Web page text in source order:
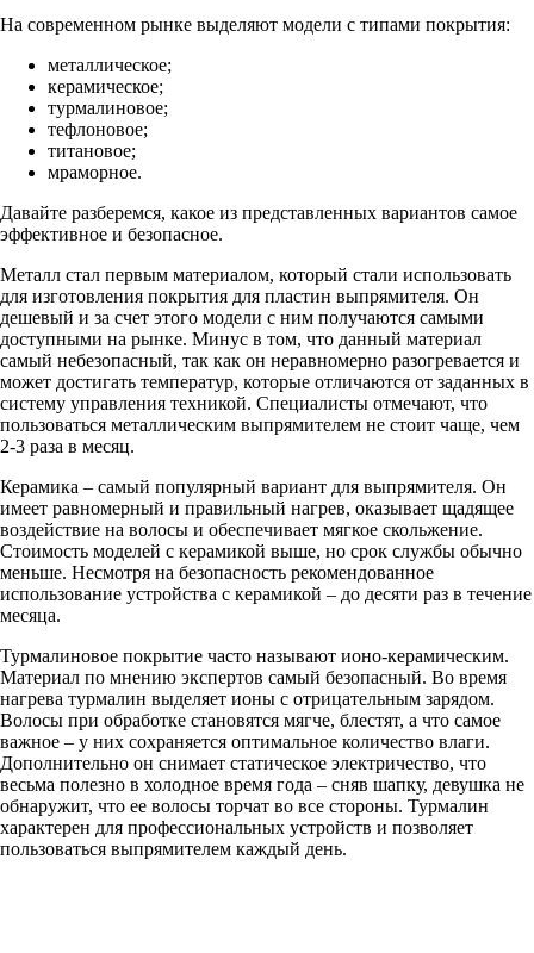
На современном рынке выделяют модели с типами покрытия:
металлическое;
керамическое;
турмалиновое;
тефлоновое;
титановое;
мраморное.
Давайте разберемся, какое из представленных вариантов самое
эффективное и безопасное.
Металл стал первым материалом, который стали использовать
для изготовления покрытия для пластин выпрямителя. Он
дешевый и за счет этого модели с ним получаются самыми
доступными на рынке. Минус в том, что данный материал
самый небезопасный, так как он неравномерно разогревается и
может достигать температур, которые отличаются от заданных в
систему управления техникой. Специалисты отмечают, что
пользоваться металлическим выпрямителем не стоит чаще, чем
2-3 раза в месяц.
Керамика – самый популярный вариант для выпрямителя. Он
имеет равномерный и правильный нагрев, оказывает щадящее
воздействие на волосы и обеспечивает мягкое скольжение.
Стоимость моделей с керамикой выше, но срок службы обычно
меньше. Несмотря на безопасность рекомендованное
использование устройства с керамикой – до десяти раз в течение
месяца.
Турмалиновое покрытие часто называют ионо-керамическим.
Материал по мнению экспертов самый безопасный. Во время
нагрева турмалин выделяет ионы с отрицательным зарядом.
Волосы при обработке становятся мягче, блестят, а что самое
важное – у них сохраняется оптимальное количество влаги.
Дополнительно он снимает статическое электричество, что
весьма полезно в холодное время года – сняв шапку, девушка не
обнаружит, что ее волосы торчат во все стороны. Турмалин
характерен для профессиональных устройств и позволяет
пользоваться выпрямителем каждый день.